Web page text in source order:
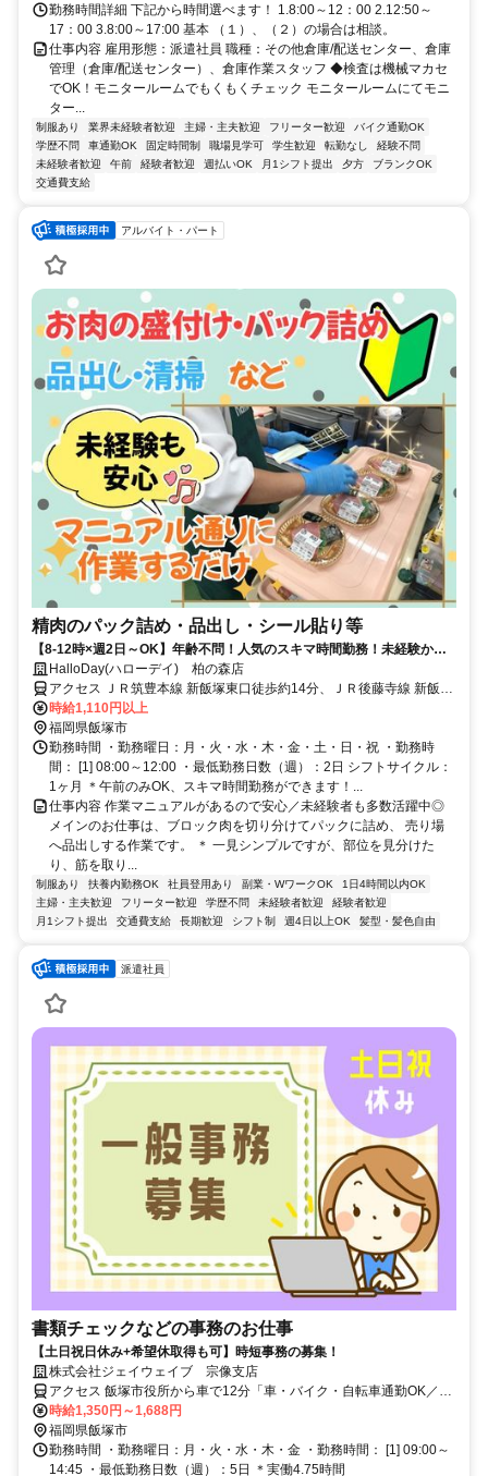
勤務時間詳細 下記から時間選べます！ 1.8:00～12：00 2.12:50～
17：00 3.8:00～17:00 基本 （１）、（２）の場合は相談。
仕事内容 雇用形態：派遣社員 職種：その他倉庫/配送センター、倉庫
管理（倉庫/配送センター）、倉庫作業スタッフ ◆検査は機械マカセ
でOK！モニタールームでもくもくチェック モニタールームにてモニ
ター...
制服あり 業界未経験者歓迎 主婦・主夫歓迎 フリーター歓迎
バイク通勤OK
学歴不問
車通勤OK 固定時間制 職場見学可 学生歓迎 転勤なし
経験不問
未経験者歓迎
午前 経験者歓迎 週払いOK 月1シフト提出 夕方
ブランクOK
交通費支給
アルバイト・パート
精肉のパック詰め・品出し・シール貼り等
【8-12時×週2日～OK】年齢不問！人気のスキマ時間勤務！未経験から
始められる精肉部門スタッフ
HalloDay(ハローデイ) 柏の森店
アクセス ＪＲ筑豊本線 新飯塚東口徒歩約14分、ＪＲ後藤寺線 新飯塚
東口徒歩約14分、ＪＲ筑豊本線 飯塚徒歩約33分 （西鉄バス）麻生塾
徒歩6分、柏の森 徒歩10分
時給1,110円以上
福岡県飯塚市
勤務時間 ・勤務曜日：月・火・水・木・金・土・日・祝 ・勤務時
間： [1] 08:00～12:00 ・最低勤務日数（週）：2日 シフトサイクル：
1ヶ月 ＊午前のみOK、スキマ時間勤務ができます！...
仕事内容 作業マニュアルがあるので安心／未経験者も多数活躍中◎
メインのお仕事は、ブロック肉を切り分けてパックに詰め、 売り場
へ品出しする作業です。 ＊ 一見シンプルですが、部位を見分けた
り、筋を取り...
制服あり 扶養内勤務OK 社員登用あり 副業・WワークOK
1日4時間以内OK
主婦・主夫歓迎
フリーター歓迎 学歴不問 未経験者歓迎
経験者歓迎
月1シフト提出
交通費支給 長期歓迎 シフト制 週4日以上OK 髪型・髪色自由
派遣社員
書類チェックなどの事務のお仕事
【土日祝日休み+希望休取得も可】時短事務の募集！
株式会社ジェイウェイブ 宗像支店
アクセス 飯塚市役所から車で12分「車・バイク・自転車通勤OK／駐
車場完備」
時給1,350円～1,688円
福岡県飯塚市
勤務時間 ・勤務曜日：月・火・水・木・金 ・勤務時間： [1] 09:00～
14:45 ・最低勤務日数（週）：5日 ＊実働4.75時間